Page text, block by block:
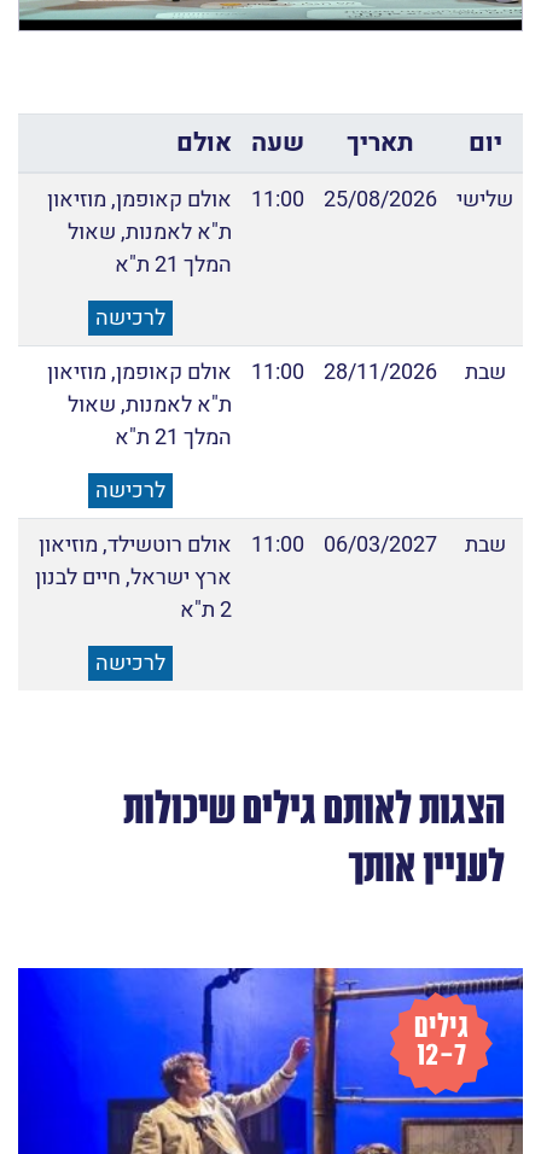
יום תאריך שעה אולם
שלישי 25/08/2026
11:00
אולם קאופמן, מוזיאון
ת"א לאמנות, שאול
המלך 21 ת"א
לרכישה
שבת
28/11/2026
11:00
אולם קאופמן, מוזיאון
ת"א לאמנות, שאול
המלך 21 ת"א
לרכישה
שבת
06/03/2027
11:00
אולם רוטשילד, מוזיאון
ארץ ישראל, חיים לבנון
2 ת"א
לרכישה
הצגות לאותם גילים שיכולות
לעניין אותך